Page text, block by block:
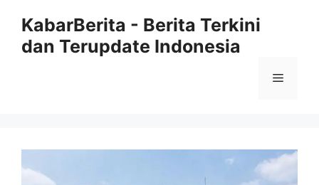
KabarBerita - Berita Terkini
dan Terupdate Indonesia
Menu